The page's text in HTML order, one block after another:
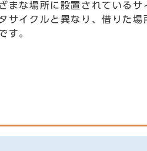
まな場所に設置されている
タサイクルと異なり、借りた
す。